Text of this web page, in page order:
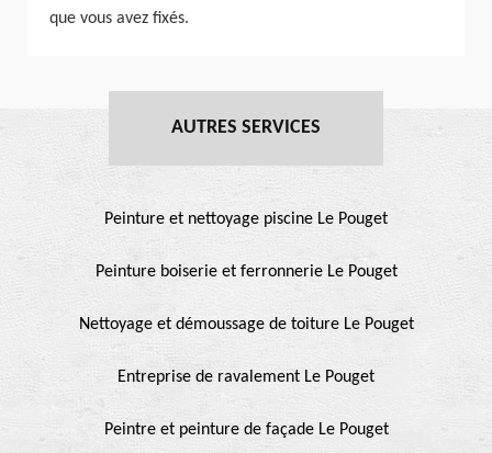
que vous avez fixés.
AUTRES SERVICES
Peinture et nettoyage piscine Le Pouget
Peinture boiserie et ferronnerie Le Pouget
Nettoyage et démoussage de toiture Le Pouget
Entreprise de ravalement Le Pouget
Peintre et peinture de façade Le Pouget